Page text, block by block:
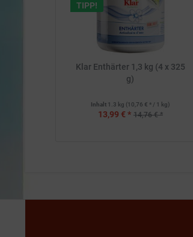
TIPP!
Klar Enthärter 1,3 kg (4 x 325
g)
Inhalt 1.3 kg (10,76 € * / 1 kg)
13,99 € * 14,76 € *